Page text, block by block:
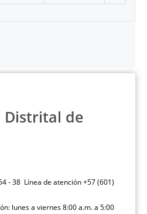
Distrital de
- 38 Línea de atención +57 (601)
lunes a viernes 8:00 a.m. a 5:00